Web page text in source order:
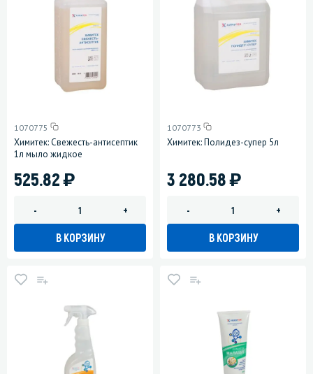
1070775
Химитек: Свежесть-антисептик
1л мыло жидкое
525.82)
- +
В КОРЗИНУ
1070773
Химитек: Полидез-супер 5л
3 280.58)
- +
В КОРЗИНУ